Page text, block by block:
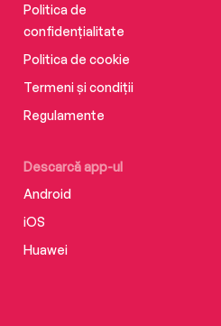
Descarcă app-ul
Android
iOS
Huawei
Politica de
confidențialitate
Politica de cookie
Termeni și condiții
Regulamente